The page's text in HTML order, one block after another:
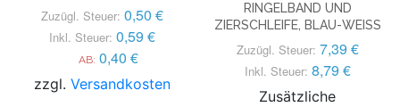
Zuzügl. Steuer: 0,50 €
Inkl. Steuer: 0,59 €
AB: 0,40 €
zzgl.Versandkosten
RINGELBAND UND
ZIERSCHLEIFE, BLAU-WEISS
Zuzügl. Steuer: 7,39 €
Inkl. Steuer: 8,79 €
Zusätzliche